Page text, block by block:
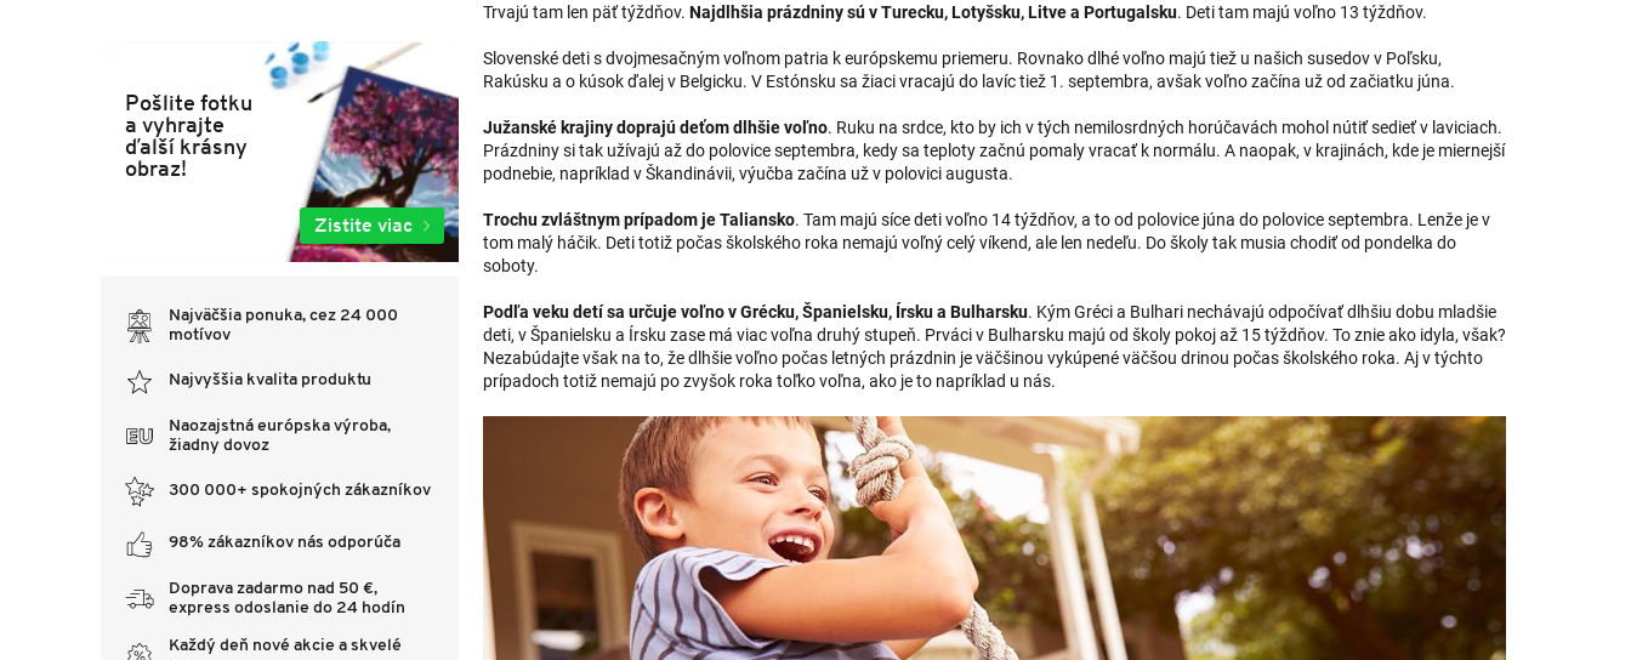
Pošlite fotku
a vyhrajte
ďalší krásny
obraz!
Zistite viac
Najväčšia ponuka, cez 24 000
motívov
Najvyššia kvalita produktu
Naozajstná európska výroba,
žiadny dovoz
300 000+ spokojných zákazníkov
98% zákazníkov nás odporúča
Doprava zadarmo nad 50 €,
express odoslanie do 24 hodín
Každý deň nové akcie a skvelé
Trvajú tam len päť týždňov. Najdlhšia prázdniny sú v Turecku, Lotyšsku, Litve a Portugalsku. Deti tam majú voľno 13 týždňov.
Slovenské deti s dvojmesačným voľnom patria k európskemu priemeru. Rovnako dlhé voľno majú tiež u našich susedov v Poľsku,
Rakúsku a o kúsok ďalej v Belgicku. V Estónsku sa žiaci vracajú do lavíc tiež 1. septembra, avšak voľno začína už od začiatku júna.
Južanské krajiny doprajú deťom dlhšie voľno. Ruku na srdce, kto by ich v tých nemilosrdných horúčavách mohol nútiť sedieť v laviciach.
Prázdniny si tak užívajú až do polovice septembra, kedy sa teploty začnú pomaly vracať k normálu. A naopak, v krajinách, kde je miernejší
podnebie, napríklad v Škandinávii, výučba začína už v polovici augusta.
Trochu zvláštnym prípadom je Taliansko. Tam majú síce deti voľno 14 týždňov, a to od polovice júna do polovice septembra. Lenže je v
tom malý háčik. Deti totiž počas školského roka nemajú voľný celý víkend, ale len nedeľu. Do školy tak musia chodiť od pondelka do
soboty.
Podľa veku detí sa určuje voľno v Grécku, Španielsku, Írsku a Bulharsku. Kým Gréci a Bulhari nechávajú odpočívať dlhšiu dobu mladšie
deti, v Španielsku a Írsku zase má viac voľna druhý stupeň. Prváci v Bulharsku majú od školy pokoj až 15 týždňov. To znie ako idyla, však?
Nezabúdajte však na to, že dlhšie voľno počas letných prázdnin je väčšinou vykúpené väčšou drinou počas školského roka. Aj v týchto
prípadoch totiž nemajú po zvyšok roka toľko voľna, ako je to napríklad u nás.